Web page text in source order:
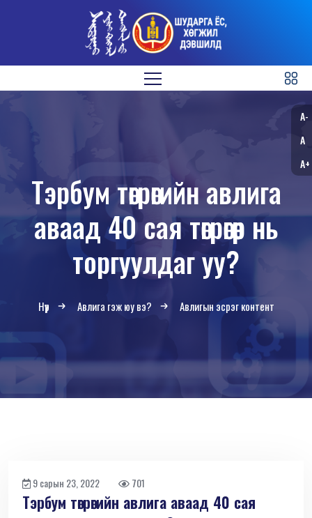
Тэрбум төгрөгийн авлига
аваад 40 сая төгрөгөөр нь
торгуулдаг уу?
Нүүр Авлига гэж юу вэ? Авлигын эсрэг контент
9 сарын 23, 2022 701
Тэрбум төгрөгийн авлига аваад 40 сая
A-
A
A+